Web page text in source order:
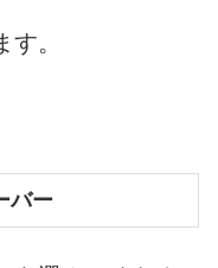
。
バー